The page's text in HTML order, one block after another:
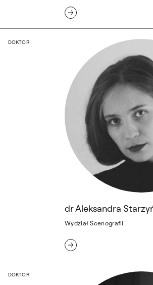
dr Aleksandra Starzyńska
DOKTOR
dr Aleksandra
Wydział Scenografii
dr Anna Straszewska
DOKTOR